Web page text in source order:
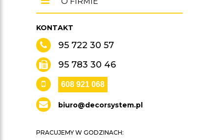
KONTAKT
95 722 30 57
95 783 30 46
608 921 068
biuro@decorsystem.pl
PRACUJEMY W GODZINACH: